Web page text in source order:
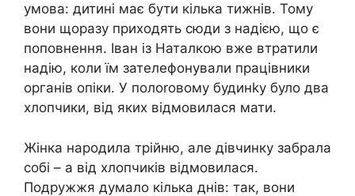
умова: дитині має бути кілька тижнів. Тому
вони щоразу приходять сюди з надією, що є
поповнення. Іван із Наталкою вже втратили
надію, коли їм зателефонували працівники
органів опіки. У полоrовому будинkу було два
хлопчики, від яких відмовилася мати.
Жінка народила трійню, але дівчинку забрала
собі – а від хлопчиків відмовилася.
Подружжя думало кілька днів: так, вони